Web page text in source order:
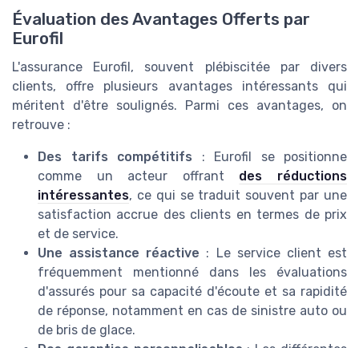
Évaluation des Avantages Offerts par
Eurofil
L'assurance Eurofil, souvent plébiscitée par divers
clients, offre plusieurs avantages intéressants qui
méritent d'être soulignés. Parmi ces avantages, on
retrouve :
Des tarifs compétitifs : Eurofil se positionne
comme un acteur offrant des réductions
intéressantes, ce qui se traduit souvent par une
satisfaction accrue des clients en termes de prix
et de service.
Une assistance réactive : Le service client est
fréquemment mentionné dans les évaluations
d'assurés pour sa capacité d'écoute et sa rapidité
de réponse, notamment en cas de sinistre auto ou
de bris de glace.